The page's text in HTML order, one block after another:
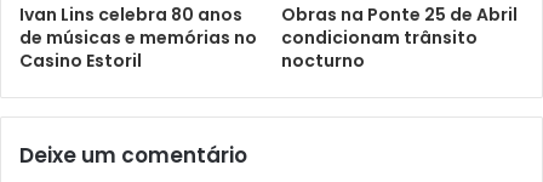
Ivan Lins celebra 80 anos
de músicas e memórias no
Casino Estoril
Obras na Ponte 25 de Abril
condicionam trânsito
nocturno
Deixe um comentário